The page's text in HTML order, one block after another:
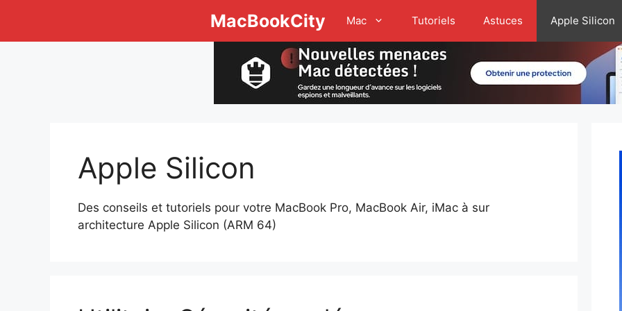
contenu
MacBookCity Mac Tutoriels Astuces Apple Silicon
Apple Silicon
Des conseils et tutoriels pour votre MacBook Pro, MacBook Air, iMac à sur
architecture Apple Silicon (ARM 64)